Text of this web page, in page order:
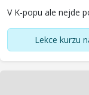
V K-popu ale nejde
Lekce kurzu